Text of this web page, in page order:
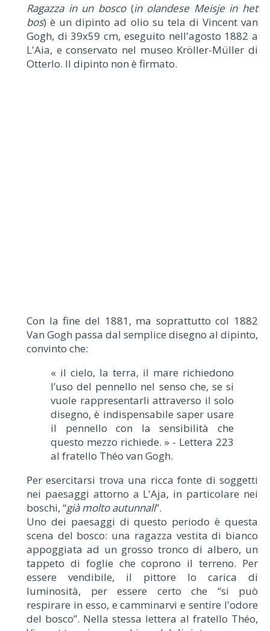
Ragazza in un bosco(in olandese Meisje in het
bos) è un dipinto ad olio su tela di Vincent van
Gogh, di 39x59 cm, eseguito nell'agosto 1882 a
L'Aia, e conservato nel museo Kröller-Müller di
Otterlo. Il dipinto non è firmato.
Con la fine del 1881, ma soprattutto col 1882
Van Gogh passa dal semplice disegno al dipinto,
convinto che:
« il cielo, la terra, il mare richiedono
l’uso del pennello nel senso che, se si
vuole rappresentarli attraverso il solo
disegno, è indispensabile saper usare
il pennello con la sensibilità che
questo mezzo richiede. » - Lettera 223
al fratello Théo van Gogh.
Per esercitarsi trova una ricca fonte di soggetti
nei paesaggi attorno a L'Aja, in particolare nei
boschi, “già molto autunnali”.
Uno dei paesaggi di questo periodo è questa
scena del bosco: una ragazza vestita di bianco
appoggiata ad un grosso tronco di albero, un
tappeto di foglie che coprono il terreno. Per
essere vendibile, il pittore lo carica di
luminosità, per essere certo che “si può
respirare in esso, e camminarvi e sentire l'odore
del bosco”. Nella stessa lettera al fratello Théo,